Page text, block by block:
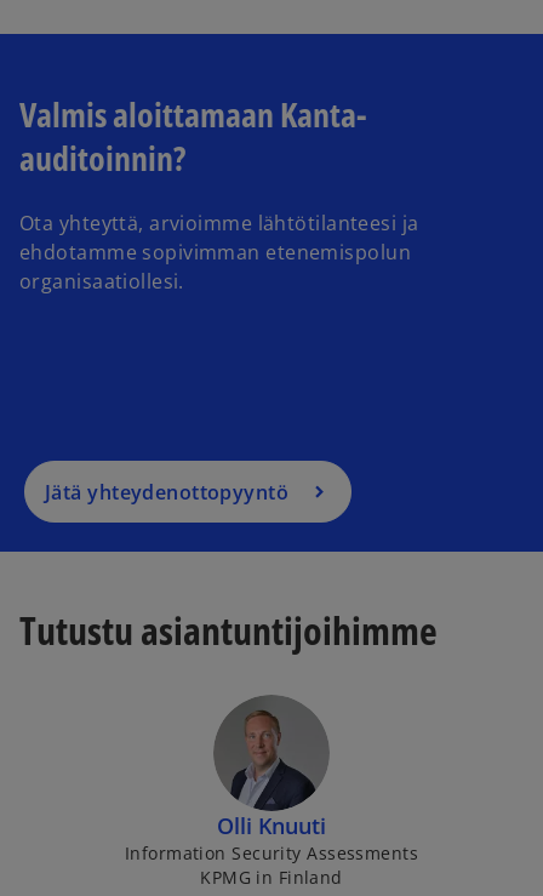
Valmis aloittamaan Kanta-
auditoinnin?
Ota yhteyttä, arvioimme lähtötilanteesi ja
ehdotamme sopivimman etenemispolun
organisaatiollesi.
Jätä yhteydenottopyyntö
Tutustu asiantuntijoihimme
Olli Knuuti
Information Security Assessments
KPMG in Finland